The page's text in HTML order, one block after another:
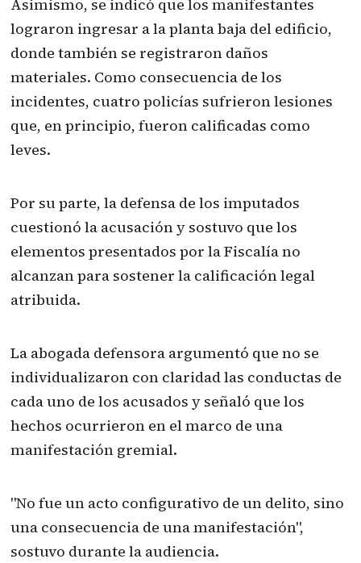
Asimismo, se indicó que los manifestantes
lograron ingresar a la planta baja del edificio,
donde también se registraron daños
materiales. Como consecuencia de los
incidentes, cuatro policías sufrieron lesiones
que, en principio, fueron calificadas como
leves.
Por su parte, la defensa de los imputados
cuestionó la acusación y sostuvo que los
elementos presentados por la Fiscalía no
alcanzan para sostener la calificación legal
atribuida.
La abogada defensora argumentó que no se
individualizaron con claridad las conductas de
cada uno de los acusados y señaló que los
hechos ocurrieron en el marco de una
manifestación gremial.
"No fue un acto configurativo de un delito, sino
una consecuencia de una manifestación",
sostuvo durante la audiencia.